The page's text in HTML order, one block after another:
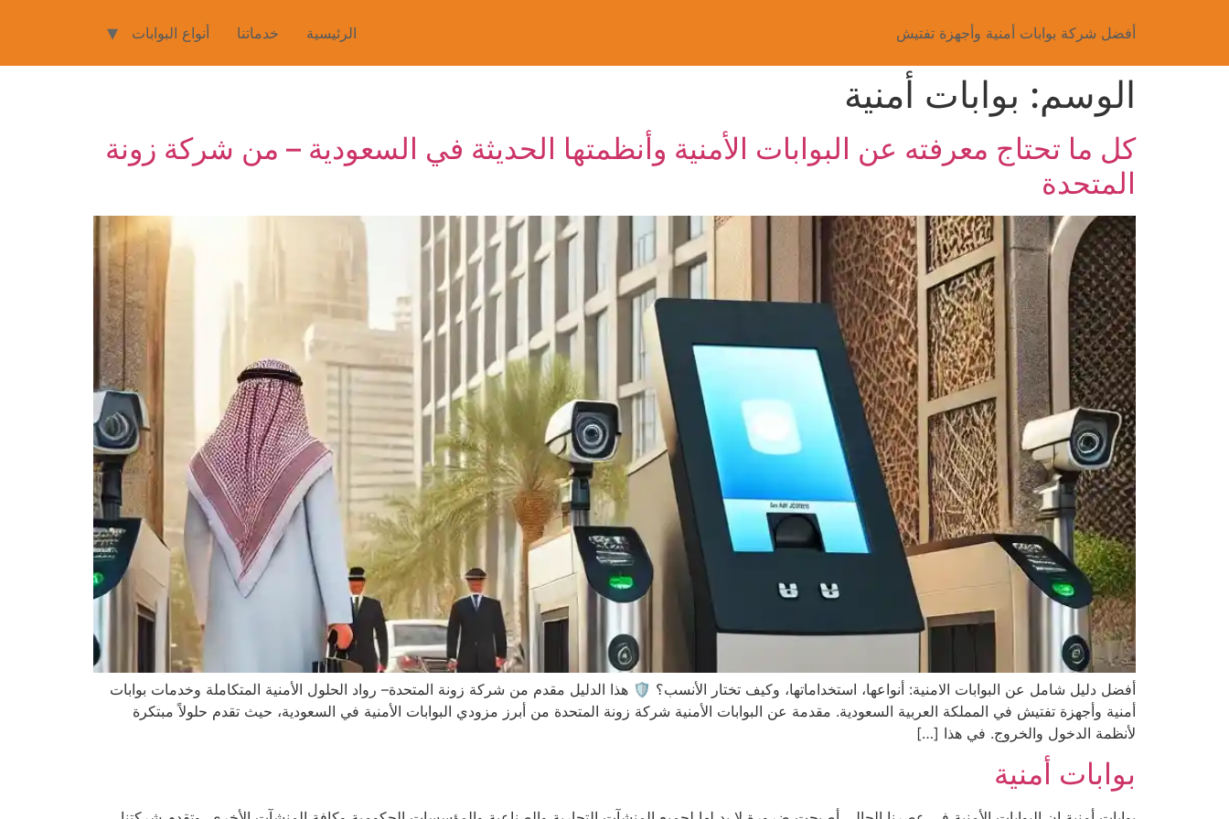
أفضل شركة بوابات أمنية وأجهزة تفتيش الرئيسية خدماتنا أنواع البوابات
الوسم: بوابات أمنية
كل ما تحتاج معرفته عن البوابات الأمنية وأنظمتها الحديثة في السعودية – من شركة زونة
المتحدة
أفضل دليل شامل عن البوابات الامنية: أنواعها، استخداماتها، وكيف تختار الأنسب؟ 🛡️ هذا الدليل مقدم من شركة زونة المتحدة– رواد الحلول الأمنية المتكاملة وخدمات بوابات
أمنية وأجهزة تفتيش في المملكة العربية السعودية. مقدمة عن البوابات الأمنية شركة زونة المتحدة من أبرز مزودي البوابات الأمنية في السعودية، حيث تقدم حلولاً مبتكرة
لأنظمة الدخول والخروج. في هذا […]
بوابات أمنية